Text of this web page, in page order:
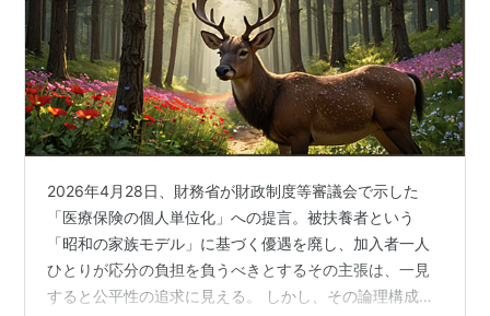
黙秘しているのに相棒が自白すれば死刑だ」（追
記：二人とも自白しないで拘留期間が切れた場合
は別件で懲役10年程度が科せられるとする）
自分＼相手 黙秘(協力) 自白(非協力)
上記例は1度限りの囚人のジレンマである。
2026年4月28日、財務省が財政制度等審議会で示した
「医療保険の個人単位化」への提言。被扶養者という
「昭和の家族モデル」に基づく優遇を廃し、加入者一人
ひとりが応分の負担を負うべきとするその主張は、一見
すると公平性の追求に見える。 しかし、その論理構成を